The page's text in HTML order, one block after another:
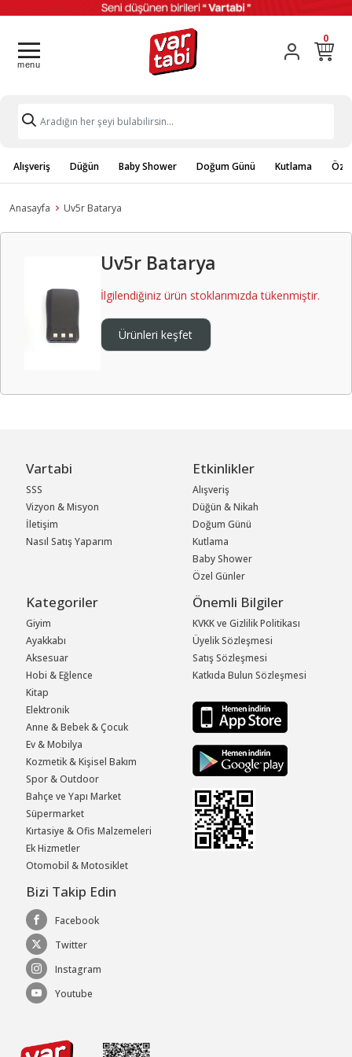
0
Alışveriş Düğün Baby Shower Doğum Günü Kutlama
Anasayfa Uv5r Batarya
Uv5r Batarya
İlgilendiğiniz ürün stoklarımızda tükenmiştir.
Ürünleri keşfet
Vartabi
SSS
Vizyon & Misyon
İletişim
Nasıl Satış Yaparım
Etkinlikler
Alışveriş
Düğün & Nikah
Doğum Günü
Kutlama
Baby Shower
Özel Günler
Kategoriler
Giyim
Ayakkabı
Aksesuar
Hobi & Eğlence
Kitap
Elektronik
Anne & Bebek & Çocuk
Ev & Mobilya
Kozmetik & Kişisel Bakım
Spor & Outdoor
Bahçe ve Yapı Market
Süpermarket
Kırtasiye & Ofis Malzemeleri
Ek Hizmetler
Otomobil & Motosiklet
Önemli Bilgiler
KVKK ve Gizlilik Politikası
Üyelik Sözleşmesi
Satış Sözleşmesi
Katkıda Bulun Sözleşmesi
Bizi Takip Edin
Facebook
Twitter
Instagram
Youtube